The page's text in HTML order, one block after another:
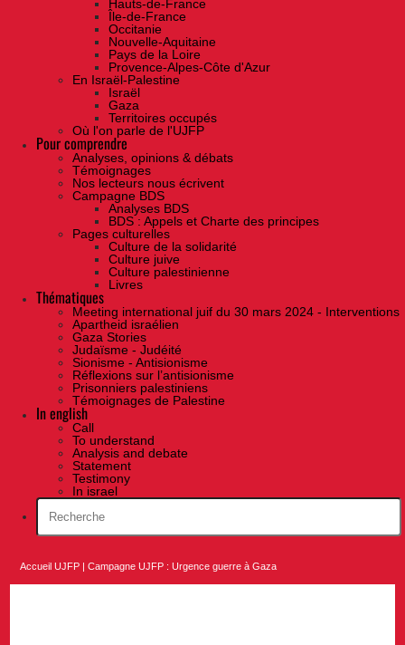
Hauts-de-France
Île-de-France
Occitanie
Nouvelle-Aquitaine
Pays de la Loire
Provence-Alpes-Côte d'Azur
En Israël-Palestine
Israël
Gaza
Territoires occupés
Où l'on parle de l'UJFP
Pour comprendre
Analyses, opinions & débats
Témoignages
Nos lecteurs nous écrivent
Campagne BDS
Analyses BDS
BDS : Appels et Charte des principes
Pages culturelles
Culture de la solidarité
Culture juive
Culture palestinienne
Livres
Thématiques
Meeting international juif du 30 mars 2024 - Interventions
Apartheid israélien
Gaza Stories
Judaïsme - Judéité
Sionisme - Antisionisme
Réflexions sur l’antisionisme
Prisonniers palestiniens
Témoignages de Palestine
In english
Call
To understand
Analysis and debate
Statement
Testimony
In israel
Accueil UJFP |Campagne UJFP : Urgence guerre à Gaza